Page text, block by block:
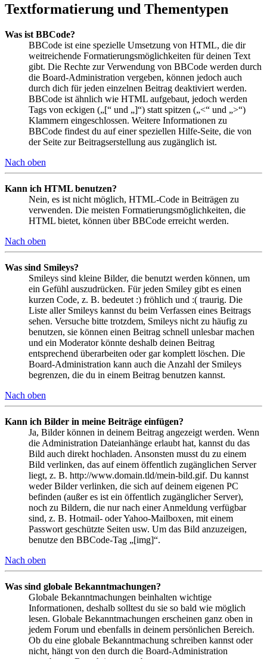
Textformatierung und Thementypen
Was ist BBCode?
BBCode ist eine spezielle Umsetzung von HTML, die dir
weitreichende Formatierungsmöglichkeiten für deinen Text
gibt. Die Rechte zur Verwendung von BBCode werden durch
die Board-Administration vergeben, können jedoch auch
durch dich für jeden einzelnen Beitrag deaktiviert werden.
BBCode ist ähnlich wie HTML aufgebaut, jedoch werden
Tags von eckigen („[“ und „]“) statt spitzen („<“ und „>“)
Klammern eingeschlossen. Weitere Informationen zu
BBCode findest du auf einer speziellen Hilfe-Seite, die von
der Seite zur Beitragserstellung aus zugänglich ist.
Nach oben
Kann ich HTML benutzen?
Nein, es ist nicht möglich, HTML-Code in Beiträgen zu
verwenden. Die meisten Formatierungsmöglichkeiten, die
HTML bietet, können über BBCode erreicht werden.
Nach oben
Was sind Smileys?
Smileys sind kleine Bilder, die benutzt werden können, um
ein Gefühl auszudrücken. Für jeden Smiley gibt es einen
kurzen Code, z. B. bedeutet :) fröhlich und :( traurig. Die
Liste aller Smileys kannst du beim Verfassen eines Beitrags
sehen. Versuche bitte trotzdem, Smileys nicht zu häufig zu
benutzen, sie können einen Beitrag schnell unlesbar machen
und ein Moderator könnte deshalb deinen Beitrag
entsprechend überarbeiten oder gar komplett löschen. Die
Board-Administration kann auch die Anzahl der Smileys
begrenzen, die du in einem Beitrag benutzen kannst.
Nach oben
Kann ich Bilder in meine Beiträge einfügen?
Ja, Bilder können in deinem Beitrag angezeigt werden. Wenn
die Administration Dateianhänge erlaubt hat, kannst du das
Bild auch direkt hochladen. Ansonsten musst du zu einem
Bild verlinken, das auf einem öffentlich zugänglichen Server
liegt, z. B. http://www.domain.tld/mein-bild.gif. Du kannst
weder Bilder verlinken, die sich auf deinem eigenen PC
befinden (außer es ist ein öffentlich zugänglicher Server),
noch zu Bildern, die nur nach einer Anmeldung verfügbar
sind, z. B. Hotmail- oder Yahoo-Mailboxen, mit einem
Passwort geschützte Seiten usw. Um das Bild anzuzeigen,
benutze den BBCode-Tag „[img]“.
Nach oben
Was sind globale Bekanntmachungen?
Globale Bekanntmachungen beinhalten wichtige
Informationen, deshalb solltest du sie so bald wie möglich
lesen. Globale Bekanntmachungen erscheinen ganz oben in
jedem Forum und ebenfalls in deinem persönlichen Bereich.
Ob du eine globale Bekanntmachung schreiben kannst oder
nicht, hängt von den durch die Board-Administration